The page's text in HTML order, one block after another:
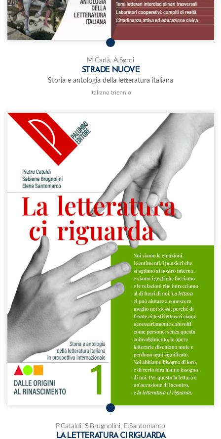
M.Carlà, A.Sgroi
STRADE NUOVE
Storia e antologia della letteratura italiana
Italiano triennio
P.Cataldi, S.Brugnolini, E.Santomarco
LA LETTERATURA CI RIGUARDA